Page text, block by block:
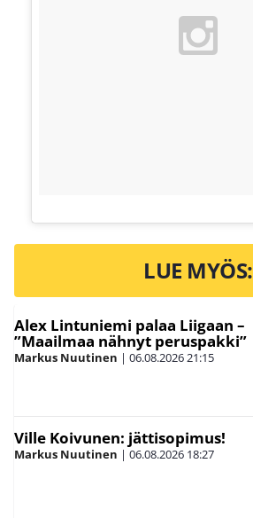
LUE MYÖS:
Alex Lintuniemi palaa Liigaan –
”Maailmaa nähnyt peruspakki”
Markus Nuutinen | 06.08.202621:15
Ville Koivunen: jättisopimus!
Markus Nuutinen | 06.08.2026 18:27